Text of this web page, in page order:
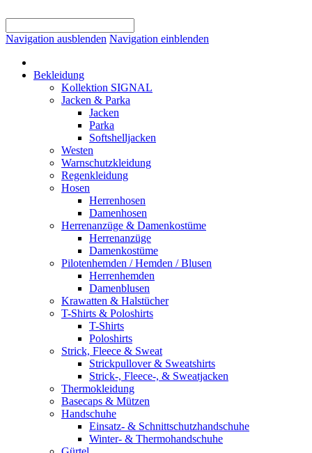
Navigation ausblenden Navigation einblenden
Bekleidung
Kollektion SIGNAL
Jacken & Parka
Jacken
Parka
Softshelljacken
Westen
Warnschutzkleidung
Regenkleidung
Hosen
Herrenhosen
Damenhosen
Herrenanzüge & Damenkostüme
Herrenanzüge
Damenkostüme
Pilotenhemden / Hemden / Blusen
Herrenhemden
Damenblusen
Krawatten & Halstücher
T-Shirts & Poloshirts
T-Shirts
Poloshirts
Strick, Fleece & Sweat
Strickpullover & Sweatshirts
Strick-, Fleece-, & Sweatjacken
Thermokleidung
Basecaps & Mützen
Handschuhe
Einsatz- & Schnittschutzhandschuhe
Winter- & Thermohandschuhe